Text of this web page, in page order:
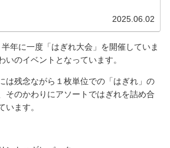
2025.06.02
年に一度「はぎれ大会」を開催していま
いのイベントとなっています。
は残念ながら１枚単位での「はぎれ」の
そのかわりにアソートではぎれを詰め合
います。